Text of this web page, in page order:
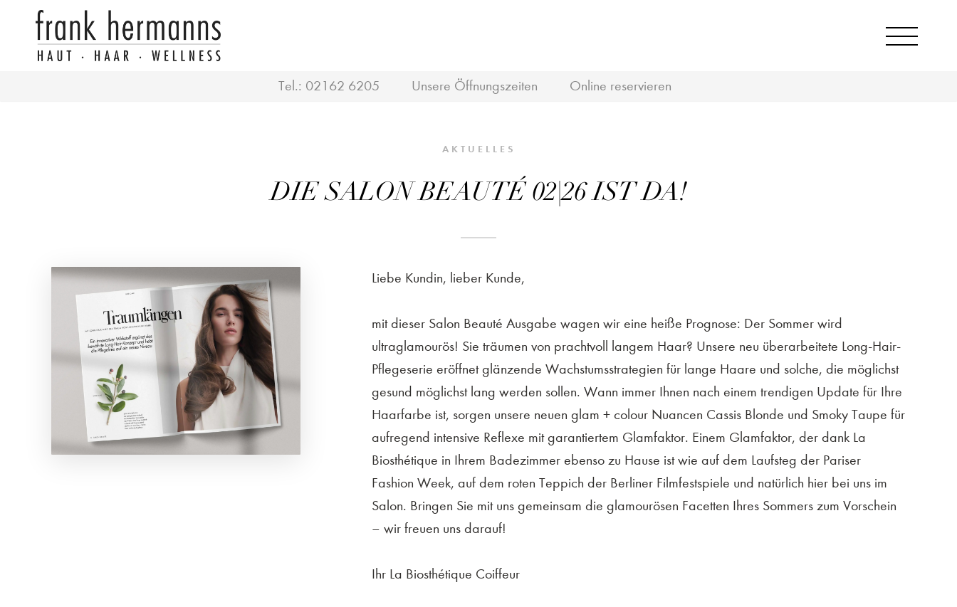
Tel.: 02162 6205 Unsere Öffnungszeiten Online reservieren
AKTUELLES
DIE SALON BEAUTÉ 02|26 IST DA!
Liebe Kundin, lieber Kunde,
mit dieser Salon Beauté Ausgabe wagen wir eine heiße Prognose: Der Sommer wird
ultraglamourös! Sie träumen von prachtvoll langem Haar? Unsere neu überarbeitete Long-Hair-
Pflegeserie eröffnet glänzende Wachstumsstrategien für lange Haare und solche, die möglichst
gesund möglichst lang werden sollen. Wann immer Ihnen nach einem trendigen Update für Ihre
Haarfarbe ist, sorgen unsere neuen glam + colour Nuancen Cassis Blonde und Smoky Taupe für
aufregend intensive Reflexe mit garantiertem Glamfaktor. Einem Glamfaktor, der dank La
Biosthétique in Ihrem Badezimmer ebenso zu Hause ist wie auf dem Laufsteg der Pariser
Fashion Week, auf dem roten Teppich der Berliner Filmfestspiele und natürlich hier bei uns im
Salon. Bringen Sie mit uns gemeinsam die glamourösen Facetten Ihres Sommers zum Vorschein
– wir freuen uns darauf!
Ihr La Biosthétique Coiffeur